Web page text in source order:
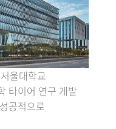
울대학교
타이어 연구 개발
공적으로